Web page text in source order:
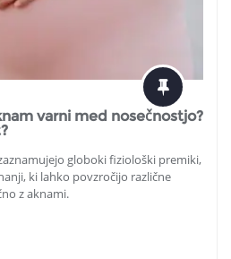
varni med nosečnostjo?
globoki fiziološki premiki,
ki lahko povzročijo različne
z aknami.